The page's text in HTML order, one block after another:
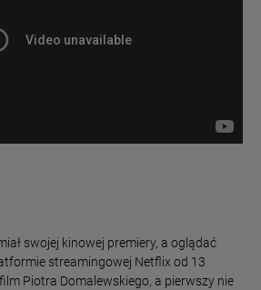
swojej kinowej premiery, a oglądać
streamingowej Netflix od 13
Piotra Domalewskiego, a pierwszy nie